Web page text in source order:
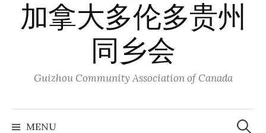
加拿大多伦多贵州
同乡会
Guizhou Community Association of Canada
MENU
Search
for: